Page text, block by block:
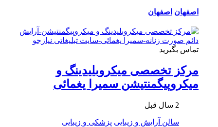
اصفهان اصفهان
تماس بگیرید
مرکز تخصصی میکروبلیدینگ و
میکروپیگمنتیشن سمیرا یغمائی
2 سال قبل
سالن آرایش و زیبایی پزشکی و زیبایی